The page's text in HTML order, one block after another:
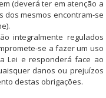
(deverá ter em atenção a
dos mesmos encontram-se
integralmente regulados
se a fazer um uso
Lei e responderá face ao
danos ou prejuízos
destas obrigações.